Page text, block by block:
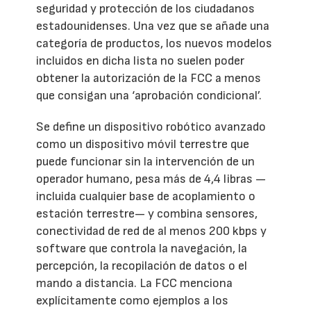
seguridad y protección de los ciudadanos
estadounidenses. Una vez que se añade una
categoría de productos, los nuevos modelos
incluidos en dicha lista no suelen poder
obtener la autorización de la FCC a menos
que consigan una ‘aprobación condicional’.
Se define un dispositivo robótico avanzado
como un dispositivo móvil terrestre que
puede funcionar sin la intervención de un
operador humano, pesa más de 4,4 libras —
incluida cualquier base de acoplamiento o
estación terrestre— y combina sensores,
conectividad de red de al menos 200 kbps y
software que controla la navegación, la
percepción, la recopilación de datos o el
mando a distancia. La FCC menciona
explícitamente como ejemplos a los